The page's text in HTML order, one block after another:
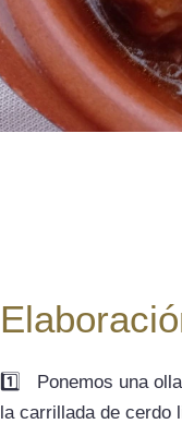
1️⃣ Ponemos una
la carrillada de cerdo